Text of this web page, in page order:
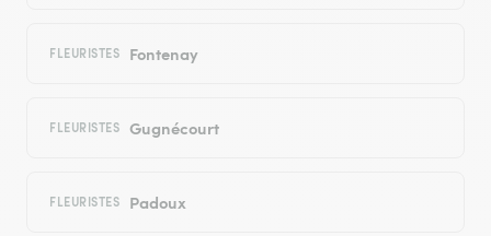
FLEURISTES Fontenay
FLEURISTES Gugnécourt
FLEURISTES Padoux